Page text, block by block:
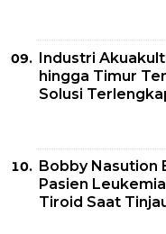
Industri
hingga Timur
Solusi
Bobby Nasution
Pasien
Tiroid Saat